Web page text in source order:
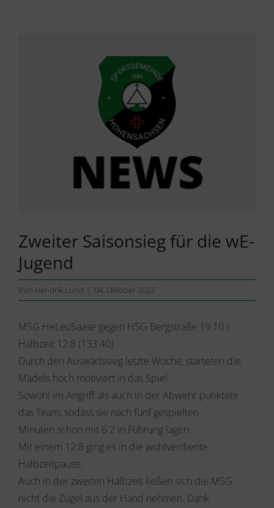
Zweiter Saisonsieg für die wE-
Jugend
Von Hendrik Lund | 04. Oktober 2022
MSG HeLeuSaase gegen HSG Bergstraße 19:10 /
Halbzeit 12:8 (133:40)
Durch den Auswärtssieg letzte Woche, starteten die
Mädels hoch motiviert in das Spiel.
Sowohl im Angriff als auch in der Abwehr punktete
das Team, sodass sie nach fünf gespielten
Minuten schon mit 6:2 in Führung lagen.
Mit einem 12:8 ging es in die wohlverdiente
Halbzeitpause.
Auch in der zweiten Halbzeit ließen sich die MSG
nicht die Zügel aus der Hand nehmen. Dank